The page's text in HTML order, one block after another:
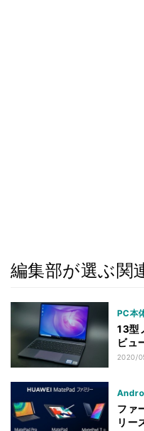
編集部が選ぶ関
PC本
13型
ビュ
2020/
ファ
リー